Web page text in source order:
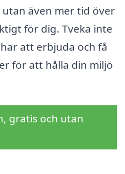
även mer tid över
för dig. Tveka inte
att erbjuda och få
för att hålla din miljö
gratis och utan